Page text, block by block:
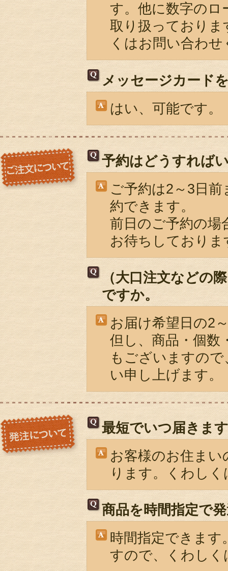
す。他に数字の
取り扱っており
くはお問い合わ
メッセージカード
はい、可能です。
予約はどうすれば
ご予約は2～3日
約できます。
前日のご予約の場
お待ちしておりま
（大口注文などの
ですか。
お届け希望日の2
但し、商品・個数
もございますの
い申し上げます。
最短でいつ届きま
お客様のお住ま
ります。くわし
商品を時間指定で
時間指定できます
すので、くわし